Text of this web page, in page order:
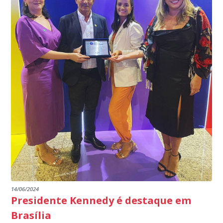
14/06/2024
Presidente Kennedy é destaque em
Brasília